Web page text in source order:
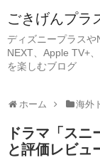
ごきげんプラ
ディズニープラス
NEXT、Apple TV+
を楽しむブログ
ホーム 海外
ドラマ「ス
と評価レビュ